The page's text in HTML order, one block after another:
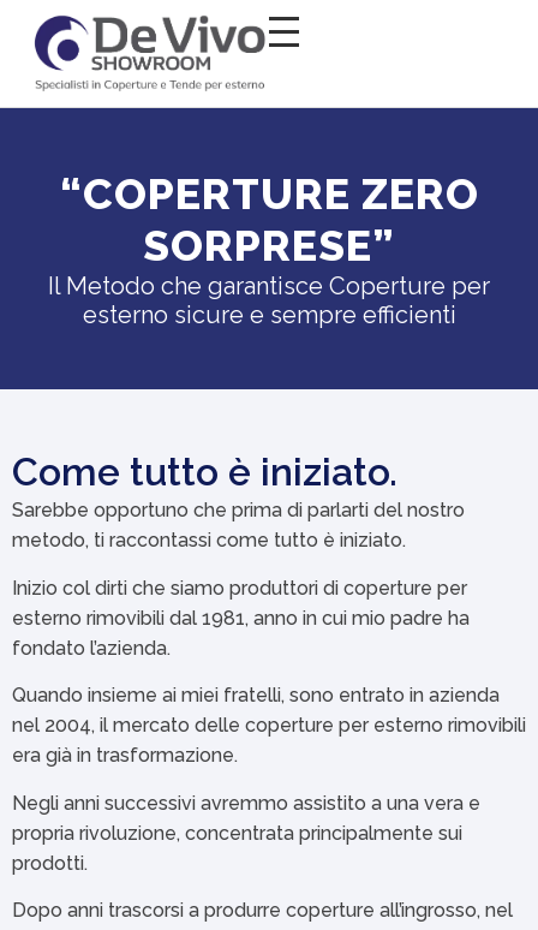
Salta al
“COPERTURE ZERO
SORPRESE”
Il Metodo che garantisce Coperture per
esterno sicure e sempre efficienti
Come tutto è iniziato.
Sarebbe opportuno che prima di parlarti del nostro
metodo, ti raccontassi come tutto è iniziato.
Inizio col dirti che siamo produttori di coperture per
esterno rimovibili dal 1981, anno in cui mio padre ha
fondato l’azienda.
Quando insieme ai miei fratelli, sono entrato in azienda
nel 2004, il mercato delle coperture per esterno rimovibili
era già in trasformazione.
Negli anni successivi avremmo assistito a una vera e
propria rivoluzione, concentrata principalmente sui
prodotti.
Dopo anni trascorsi a produrre coperture all’ingrosso, nel